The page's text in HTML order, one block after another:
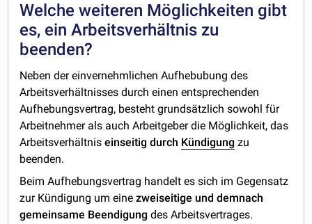
Welche weiteren Möglichkeiten gibt
es, ein Arbeitsverhältnis zu
beenden?
Neben der einvernehmlichen Aufhebubung des
Arbeitsverhältnisses durch einen entsprechenden
Aufhebungsvertrag, besteht grundsätzlich sowohl für
Arbeitnehmer als auch Arbeitgeber die Möglichkeit, das
Arbeitsverhältniseinseitig durch Kündigung zu
beenden.
Beim Aufhebungsvertrag handelt es sich im Gegensatz
zur Kündigung um einezweiseitige und demnach
gemeinsame Beendigung des Arbeitsvertrages.